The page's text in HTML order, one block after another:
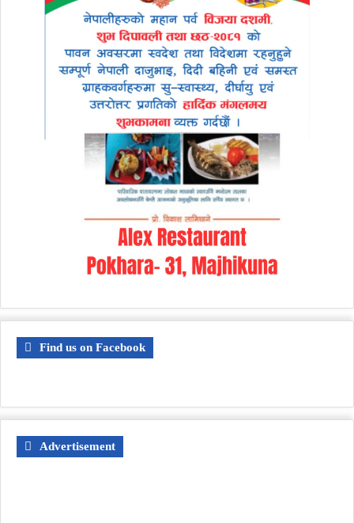
Find us on Facebook
Advertisement